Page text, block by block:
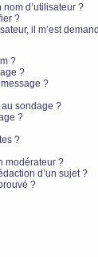
d’utilisateur ?
?
il m’est
?
?
?
sondage ?
?
?
modérateur ?
d’un sujet ?
?